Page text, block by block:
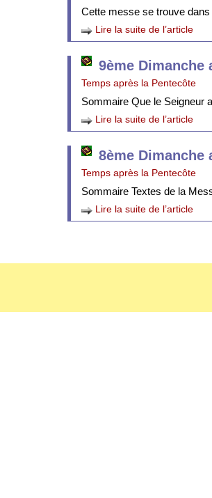
Cette messe se trouve
Lire la suite de l’article
9ème Dimanche
Temps après la Pentecôte
Sommaire Que le Seigneur
Lire la suite de l’article
8ème Dimanche
Temps après la Pentecôte
Sommaire Textes de la
Lire la suite de l’article